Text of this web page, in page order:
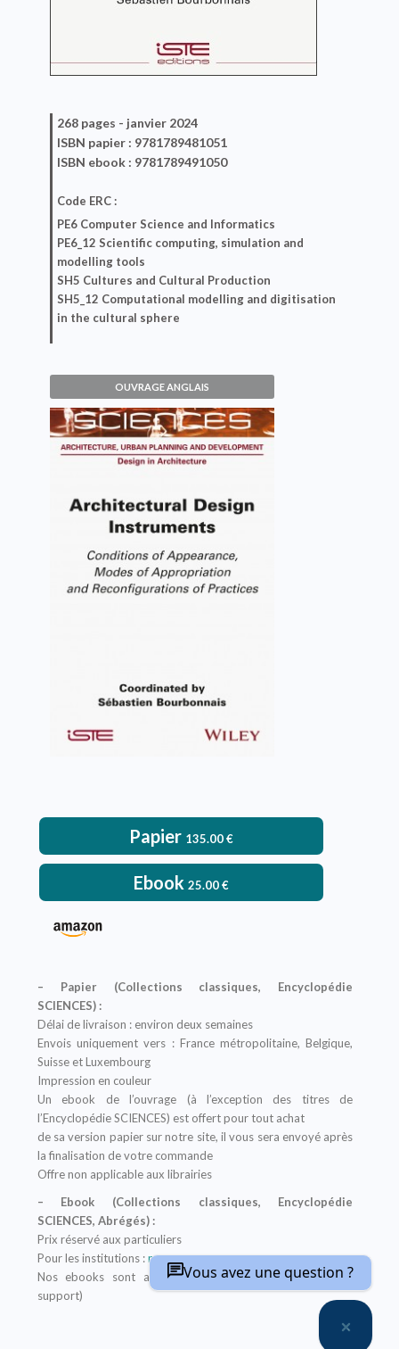
268 pages - janvier 2024
ISBN papier : 9781789481051
ISBN ebook : 9781789491050
Code ERC :
PE6 Computer Science and Informatics
PE6_12 Scientific computing, simulation and
modelling tools
SH5 Cultures and Cultural Production
SH5_12 Computational modelling and digitisation
in the cultural sphere
OUVRAGE ANGLAIS
Architectural Design
Instruments
Sébastien Bourbonnais
Papier 135.00€
Ebook25.00€
– Papier (Collections classiques, Encyclopédie
SCIENCES) :
Délai de livraison : environ deux semaines
Envois uniquement vers : France métropolitaine, Belgique,
Suisse et Luxembourg
Impression en couleur
Un ebook de l’ouvrage (à l’exception des titres de
l’Encyclopédie SCIENCES) est offert pour tout achat
de sa version papier sur notre site, il vous sera envoyé après
la finalisation de votre commande
Offre non applicable aux librairies
– Ebook (Collections classiques, Encyclopédie
SCIENCES, Abrégés) :
Prix réservé aux particuliers
Pour les institutions :nous contacter
Nos ebooks sont au format PDF (compatible sur tout
support)
Vous avez une question ?